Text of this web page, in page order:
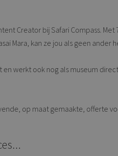
Creator bij Safari Compass.
Mara, kan ze jou als geen
en werkt ook nog als museum
op maat gemaakte, offerte